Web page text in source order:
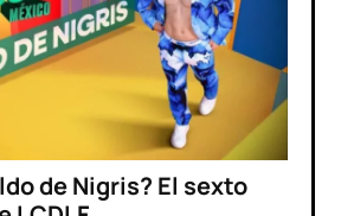
de Nigris? El sexto